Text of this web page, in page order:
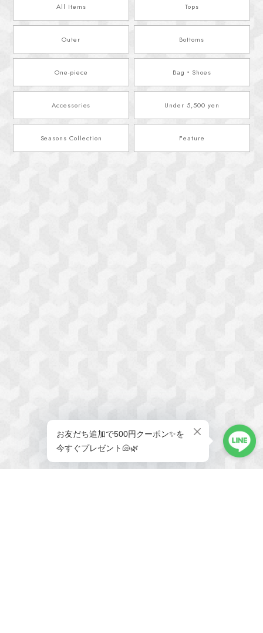
All Items Tops
Outer Bottoms
One-piece Bag・Shoes
Accessories Under 5,500 yen
Seasons Collection Feature